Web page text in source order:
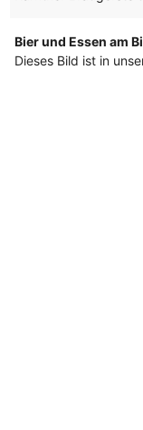
Bier und Essen am
Dieses Bild ist in